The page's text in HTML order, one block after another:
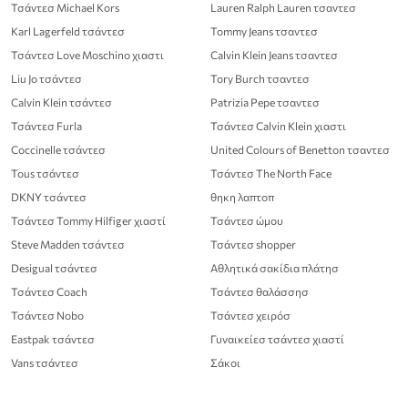
Τσάντεσ Michael Kors
Karl Lagerfeld τσάντεσ
Τσάντεσ Love Moschino χιαστι
Liu Jo τσάντεσ
Calvin Klein τσάντεσ
Τσάντεσ Furla
Coccinelle τσάντεσ
Tous τσάντεσ
DKNY τσάντεσ
Τσάντεσ Tommy Hilfiger χιαστί
Steve Madden τσάντεσ
Desigual τσάντεσ
Τσάντεσ Coach
Τσάντεσ Nobo
Eastpak τσάντεσ
Vans τσάντεσ
Lauren Ralph Lauren τσαντεσ
Tommy Jeans τσαντεσ
Calvin Klein Jeans τσαντεσ
Tory Burch τσαντεσ
Patrizia Pepe τσαντεσ
Τσάντεσ Calvin Klein χιαστι
United Colours of Benetton τσαντεσ
Τσάντεσ The North Face
θηκη λαπτοπ
Τσάντεσ ώμου
Τσάντεσ shopper
Αθλητικά σακίδια πλάτησ
Τσάντεσ θαλάσσησ
Τσάντεσ χειρόσ
Γυναικείεσ τσάντεσ χιαστί
Σάκοι